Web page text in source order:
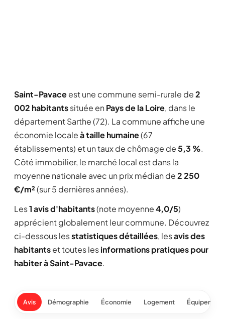
Saint-Pavaceest une commune semi-rurale de2
002 habitantssituée en Pays de la Loire, dans le
département Sarthe (72). La commune affiche une
économie localeà taille humaine(67
établissements) et un taux de chômage de5,3 %.
Côté immobilier, le marché local est dans la
moyenne nationale avec un prix médian de2 250
€/m²(sur 5 dernières années).
Les1 avis d'habitants(note moyenne4,0/5)
apprécient globalement leur commune. Découvrez
ci-dessous lesstatistiques détaillées, lesavis des
habitantset toutes lesinformations pratiques pour
habiter à Saint-Pavace.
Avis Démographie Économie Logement